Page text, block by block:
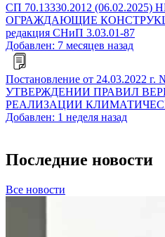
СП 70.13330.2012
ОГРАЖДАЮЩИЕ
редакция СНиП 3.03.01-87
Добавлен: 7 месяцев назад
Постановление от 24.03.2022
УТВЕРЖДЕНИИ ПРАВИЛ
РЕАЛИЗАЦИИ
Добавлен: 1 неделя назад
Последние новости
Все новости